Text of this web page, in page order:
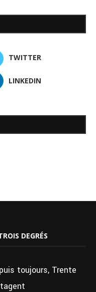
TWITTER
LINKEDIN
DEGRÉS
toujours, Trente